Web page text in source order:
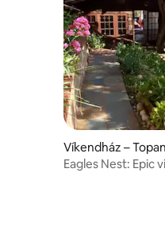
Víkendház –
Eagles Nest: Epic